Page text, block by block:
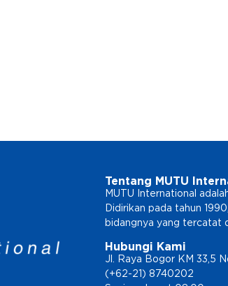
Tentang MUTU
MUTU International
Didirikan pada tahun
bidangnya yang tercatat
Hubungi Kami
Jl. Raya Bogor KM 33,5
(+62-21) 8740202